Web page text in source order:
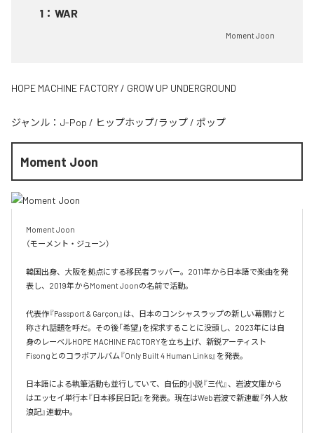
1 ： WAR
Moment Joon
HOPE MACHINE FACTORY / GROW UP UNDERGROUND
ジャンル： J-Pop / ヒップホップ/ラップ / ポップ
Moment Joon
Moment Joon
（モーメント・ジューン）
韓国出身、大阪を拠点にする移民者ラッパー。2011年から日本語で楽曲を発
表し、2019年からMoment Joonの名前で活動。
代表作『Passport & Garçon』は、日本のコンシャスラップの新しい幕開けと
称され話題を呼だ。その後「希望」を探求することに没頭し、2023年には自
身のレーベルHOPE MACHINE FACTORYを立ち上げ、新鋭アーティスト
Fisongとのコラボアルバム『Only Built 4 Human Links』を発表。
日本語による執筆活動も並行していて、自伝的小説『三代』、岩波文庫から
はエッセイ単行本『日本移民日記』を発表。現在はWeb岩波で新連載『外人放
浪記』連載中。